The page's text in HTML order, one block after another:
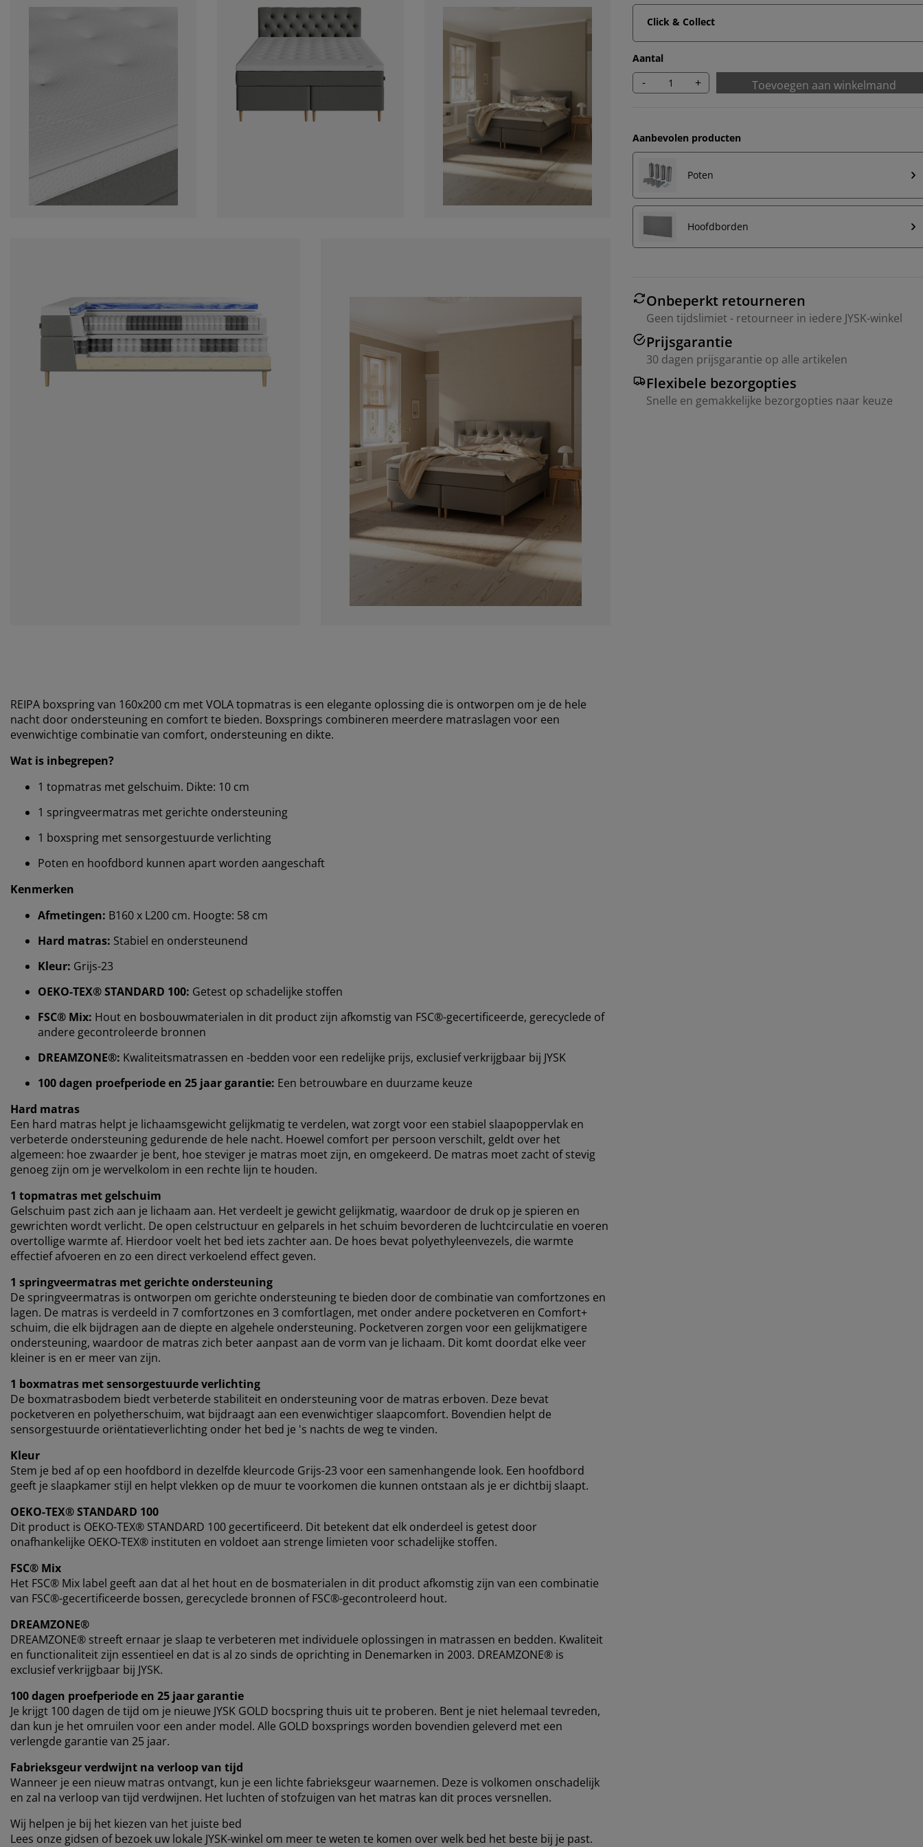
Click & Collect
Aantal
- + Toevoegen aan winkelmand
Aanbevolen producten
Poten
Hoofdborden
Onbeperkt retourneren
Geen tijdslimiet - retourneer in iedere JYSK-winkel
Prijsgarantie
30 dagen prijsgarantie op alle artikelen
Flexibele bezorgopties
Snelle en gemakkelijke bezorgopties naar keuze
REIPA boxspring van 160x200 cm met VOLA topmatras is een elegante oplossing die is ontworpen om je de hele
nacht door ondersteuning en comfort te bieden. Boxsprings combineren meerdere matraslagen voor een
evenwichtige combinatie van comfort, ondersteuning en dikte.
Wat is inbegrepen?
1 topmatras met gelschuim. Dikte: 10 cm
1 springveermatras met gerichte ondersteuning
1 boxspring met sensorgestuurde verlichting
Poten en hoofdbord kunnen apart worden aangeschaft
Kenmerken
Afmetingen: B160 x L200 cm. Hoogte: 58 cm
Hard matras: Stabiel en ondersteunend
Kleur: Grijs-23
OEKO-TEX® STANDARD 100: Getest op schadelijke stoffen
FSC® Mix: Hout en bosbouwmaterialen in dit product zijn afkomstig van FSC®-gecertificeerde, gerecyclede of
andere gecontroleerde bronnen
DREAMZONE®: Kwaliteitsmatrassen en -bedden voor een redelijke prijs, exclusief verkrijgbaar bij JYSK
100 dagen proefperiode en 25 jaar garantie: Een betrouwbare en duurzame keuze
Hard matras
Een hard matras helpt je ​​lichaamsgewicht gelijkmatig te verdelen, wat zorgt voor een stabiel slaapoppervlak en
verbeterde ondersteuning gedurende de hele nacht. Hoewel comfort per persoon verschilt, geldt over het
algemeen: hoe zwaarder je bent, hoe steviger je matras moet zijn, en omgekeerd. De matras moet zacht of stevig
genoeg zijn om je wervelkolom in een rechte lijn te houden.
1 topmatras met gelschuim
Gelschuim past zich aan je lichaam aan. Het verdeelt je gewicht gelijkmatig, waardoor de druk op je spieren en
gewrichten wordt verlicht. De open celstructuur en gelparels in het schuim bevorderen de luchtcirculatie en voeren
overtollige warmte af. Hierdoor voelt het bed iets zachter aan. De hoes bevat polyethyleenvezels, die warmte
effectief afvoeren en zo een direct verkoelend effect geven.
1 springveermatras met gerichte ondersteuning
De springveermatras is ontworpen om gerichte ondersteuning te bieden door de combinatie van comfortzones en
lagen. De matras is verdeeld in 7 comfortzones en 3 comfortlagen, met onder andere pocketveren en Comfort+
schuim, die elk bijdragen aan de diepte en algehele ondersteuning. Pocketveren zorgen voor een gelijkmatigere
ondersteuning, waardoor de matras zich beter aanpast aan de vorm van je lichaam. Dit komt doordat elke veer
kleiner is en er meer van zijn.
1 boxmatras met sensorgestuurde verlichting
De boxmatrasbodem biedt verbeterde stabiliteit en ondersteuning voor de matras erboven. Deze bevat
pocketveren en polyetherschuim, wat bijdraagt ​​aan een evenwichtiger slaapcomfort. Bovendien helpt de
sensorgestuurde oriëntatieverlichting onder het bed je 's nachts de weg te vinden.
Kleur
Stem je bed af op een hoofdbord in dezelfde kleurcode Grijs-23 voor een samenhangende look. Een hoofdbord
geeft je slaapkamer stijl en helpt vlekken op de muur te voorkomen die kunnen ontstaan ​​als je er dichtbij slaapt.
OEKO-TEX® STANDARD 100
Dit product is OEKO-TEX® STANDARD 100 gecertificeerd. Dit betekent dat elk onderdeel is getest door
onafhankelijke OEKO-TEX® instituten en voldoet aan strenge limieten voor schadelijke stoffen.
FSC® Mix
Het FSC® Mix label geeft aan dat al het hout en de bosmaterialen in dit product afkomstig zijn van een combinatie
van FSC®-gecertificeerde bossen, gerecyclede bronnen of FSC®-gecontroleerd hout.
DREAMZONE®
DREAMZONE® streeft ernaar je slaap te verbeteren met individuele oplossingen in matrassen en bedden. Kwaliteit
en functionaliteit zijn essentieel en dat is al zo sinds de oprichting in Denemarken in 2003. DREAMZONE® is
exclusief verkrijgbaar bij JYSK.
100 dagen proefperiode en 25 jaar garantie
Je krijgt 100 dagen de tijd om je nieuwe JYSK GOLD bocspring thuis uit te proberen. Bent je niet helemaal tevreden,
dan kun je het omruilen voor een ander model. Alle GOLD boxsprings worden bovendien geleverd met een
verlengde garantie van 25 jaar.
Fabrieksgeur verdwijnt na verloop van tijd
Wanneer je een nieuw matras ontvangt, kun je een lichte fabrieksgeur waarnemen. Deze is volkomen onschadelijk
en zal na verloop van tijd verdwijnen. Het luchten of stofzuigen van het matras kan dit proces versnellen.
Wij helpen je bij het kiezen van het juiste bed
Lees onze gidsen of bezoek uw lokale JYSK-winkel om meer te weten te komen over welk bed het beste bij je past.